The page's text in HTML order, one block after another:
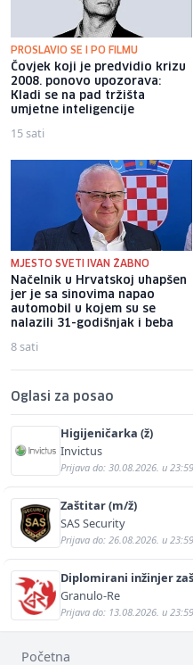
PROSLAVIO SE I PO FILMU
Čovjek koji je predvidio krizu
2008. ponovo upozorava:
Kladi se na pad tržišta
umjetne inteligencije
15 sati
MJESTO SVETI IVAN ŽABNO
Načelnik u Hrvatskoj uhapšen
jer je sa sinovima napao
automobil u kojem su se
nalazili 31-godišnjak i beba
8 sati
Oglasi za posao
Higijeničarka (ž)
Invictus
Prijava do: 30.08.2026. u 23:59
Zaštitar (m/ž)
SAS Security
Prijava do: 26.08.2026. u 23:59
Diplomirani inžinjer
sigurnosti i pomoći (m/ž)
Granulo-Re
Prijava do: 13.08.2026. u 23:59
Početna